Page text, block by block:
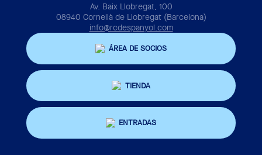
Av. Baix Llobregat, 100
08940 Cornellà de Llobregat (Barcelona)
info@rcdespanyol.com
ÁREA DE SOCIOS
TIENDA
ENTRADAS